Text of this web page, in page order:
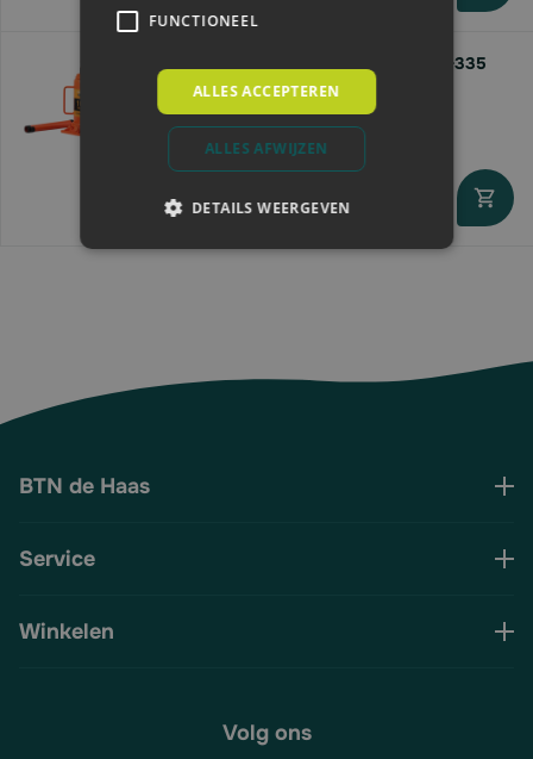
Topgear Potkrik 10 ton | hydraulisch | 200-335
€47,05
Direct leverbaar
BTN de Haas
Service
Winkelen
Volg ons
FUNCTIONEEL
ALLES ACCEPTEREN
ALLES AFWIJZEN
DETAILS WEERGEVEN